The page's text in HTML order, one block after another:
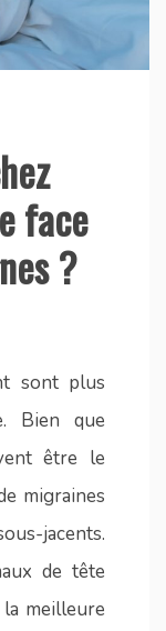
face
?
sont plus
Bien que
être le
migraines
jacents.
de tête
la meilleure